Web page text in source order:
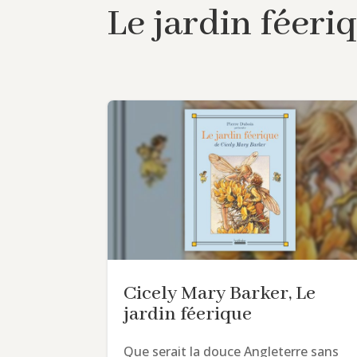
Le jardin
Cicely Mary Barker, Le
jardin féerique
Que serait la douce Angleterre sans